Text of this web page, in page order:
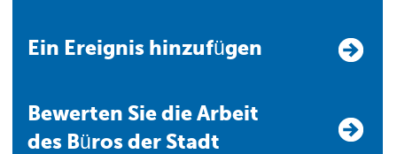
Ein Ereignis hinzufügen
Bewerten Sie die Arbeit
des Büros der Stadt